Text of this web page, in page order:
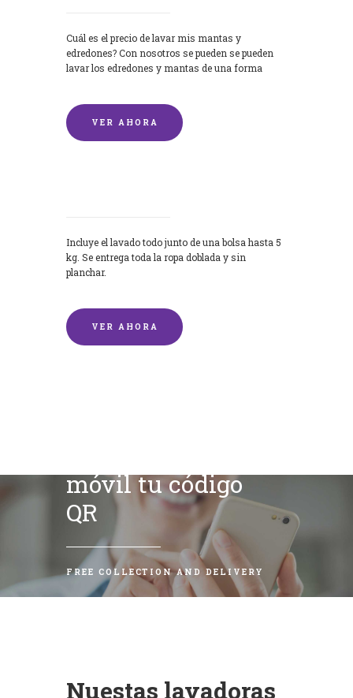
Cuál es el precio de lavar mis mantas y
edredones? Con nosotros se pueden se pueden
lavar los edredones y mantas de una forma
VER AHORA
Incluye el lavado todo junto de una bolsa hasta 5
kg. Se entrega toda la ropa doblada y sin
planchar.
VER AHORA
móvil tu código
QR
FREE COLLECTION AND DELIVERY
Nuestas lavadoras